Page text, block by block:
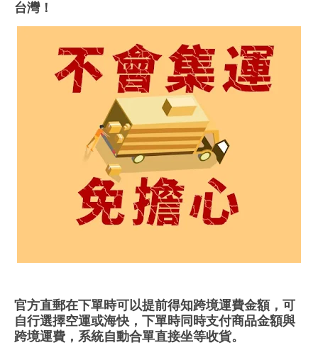
台灣！
官方直郵在下單時可以提前得知跨境運費金額，可
自行選擇空運或海快，下單時同時支付商品金額與
跨境運費，系統自動合單直接坐等收貨。